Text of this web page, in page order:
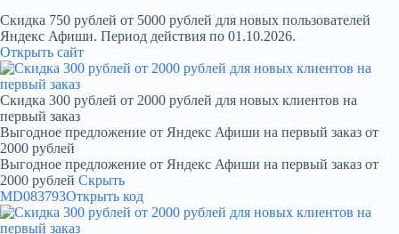
Скидка 750 рублей от 5000 рублей для новых пользователей
Яндекс Афиши. Период действия по 01.10.2026.
Открыть сайт
Скидка 300 рублей от 2000 рублей для новых клиентов на
первый заказ
Выгодное предложение от Яндекс Афиши на первый заказ от
2000 рублей
Выгодное предложение от Яндекс Афиши на первый заказ от
2000 рублей Скрыть
MD083793Открыть код